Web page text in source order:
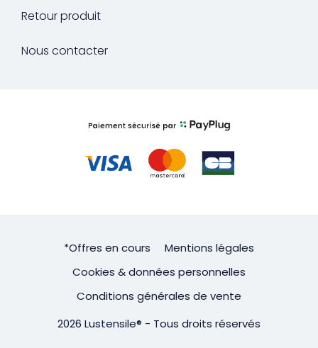
Retour produit
Nous contacter
*Offres en cours
Mentions légales
Cookies & données personnelles
Conditions générales de vente
2026 Lustensile® - Tous droits réservés